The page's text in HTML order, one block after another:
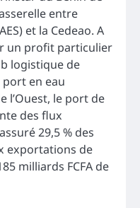
entre
et la Cedeao. A
un profit particulier
logistique de
en eau
l’Ouest, le port de
des flux
29,5 % des
exportations de
milliards FCFA de